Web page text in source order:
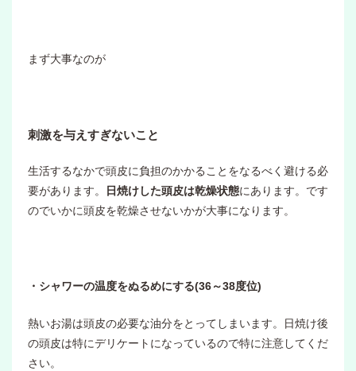
まず大事なのが
刺激を与えすぎないこと
生活するなかで頭皮に負担のかかることをなるべく避ける必
要があります。
日焼けした頭皮は乾燥状態にあります。です
のでいかに頭皮を乾燥させないかが大事になります。
・シャワーの温度をぬるめにする(36～38度位)
熱いお湯は頭皮の必要な油分をとってしまいます。日焼け後
の頭皮は特にデリケートになっているので特に注意してくだ
さい。